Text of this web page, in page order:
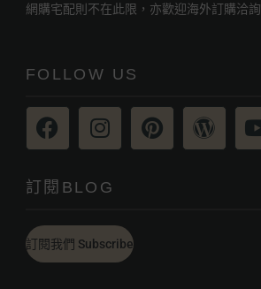
網購宅配則不在此限，亦歡迎海外訂購洽詢
FOLLOW US
訂閱BLOG
訂閱我們 Subscribe